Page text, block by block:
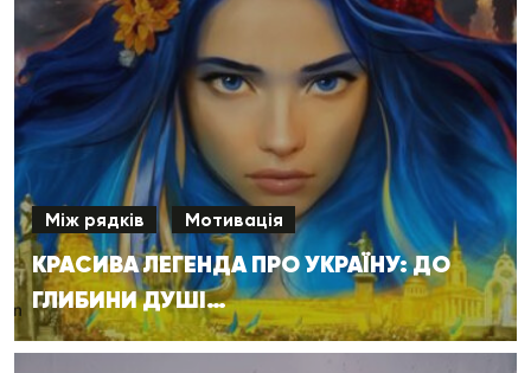
Між рядків Мотивація
КРАСИВА ЛЕГЕНДА ПРО УКРАЇНУ: ДО
ГЛИБИНИ ДУШІ…